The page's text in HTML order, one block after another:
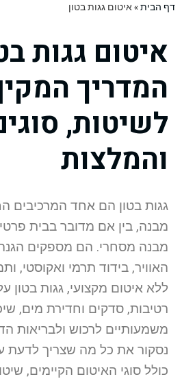
דף הבית»איטום גגות בטון
איטום גגות
המדריך
לשיטות,
והמלצות
גגות בטון הם אחד המרכיבים
מבנה, בין אם מדובר בבית
מבנה מסחרי. הם מספקים
האוויר, בידוד תרמי ואקוסטי,
ללא איטום מקצועי, גגות בטון
רטיבות, סדקים וחדירת מים,
משמעותיים לרכוש ולבריאות
נסקור את כל מה שצריך לדעת
כולל סוגי האיטום הקיימים,